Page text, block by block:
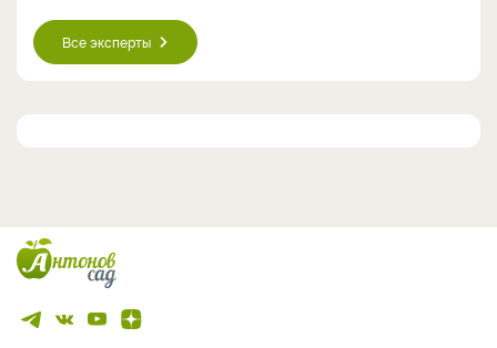
Все эксперты